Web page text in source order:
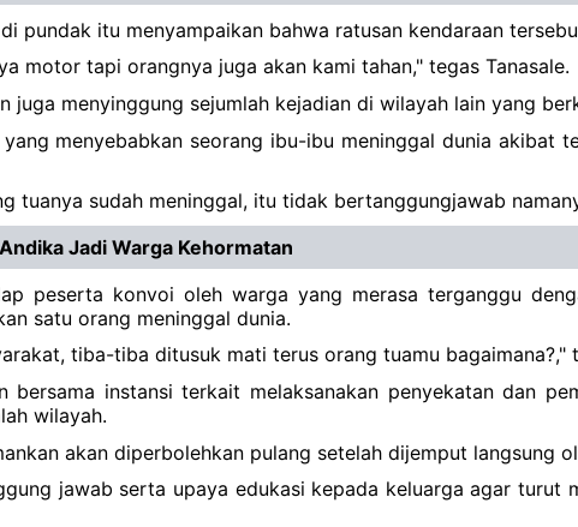
pundak itu menyampaikan bahwa ratusan kendaraan
motor tapi orangnya juga akan kami tahan," tegas Tanasale.
juga menyinggung sejumlah kejadian di wilayah lain yang
menyebabkan seorang ibu-ibu meninggal dunia
tuanya sudah meninggal, itu tidak bertanggungjawab
Jadi Warga Kehormatan
peserta konvoi oleh warga yang merasa terganggu
satu orang meninggal dunia.
tiba-tiba ditusuk mati terus orang tuamu bagaimana?,"
bersama instansi terkait melaksanakan penyekatan dan
wilayah.
akan diperbolehkan pulang setelah dijemput langsung
jawab serta upaya edukasi kepada keluarga agar